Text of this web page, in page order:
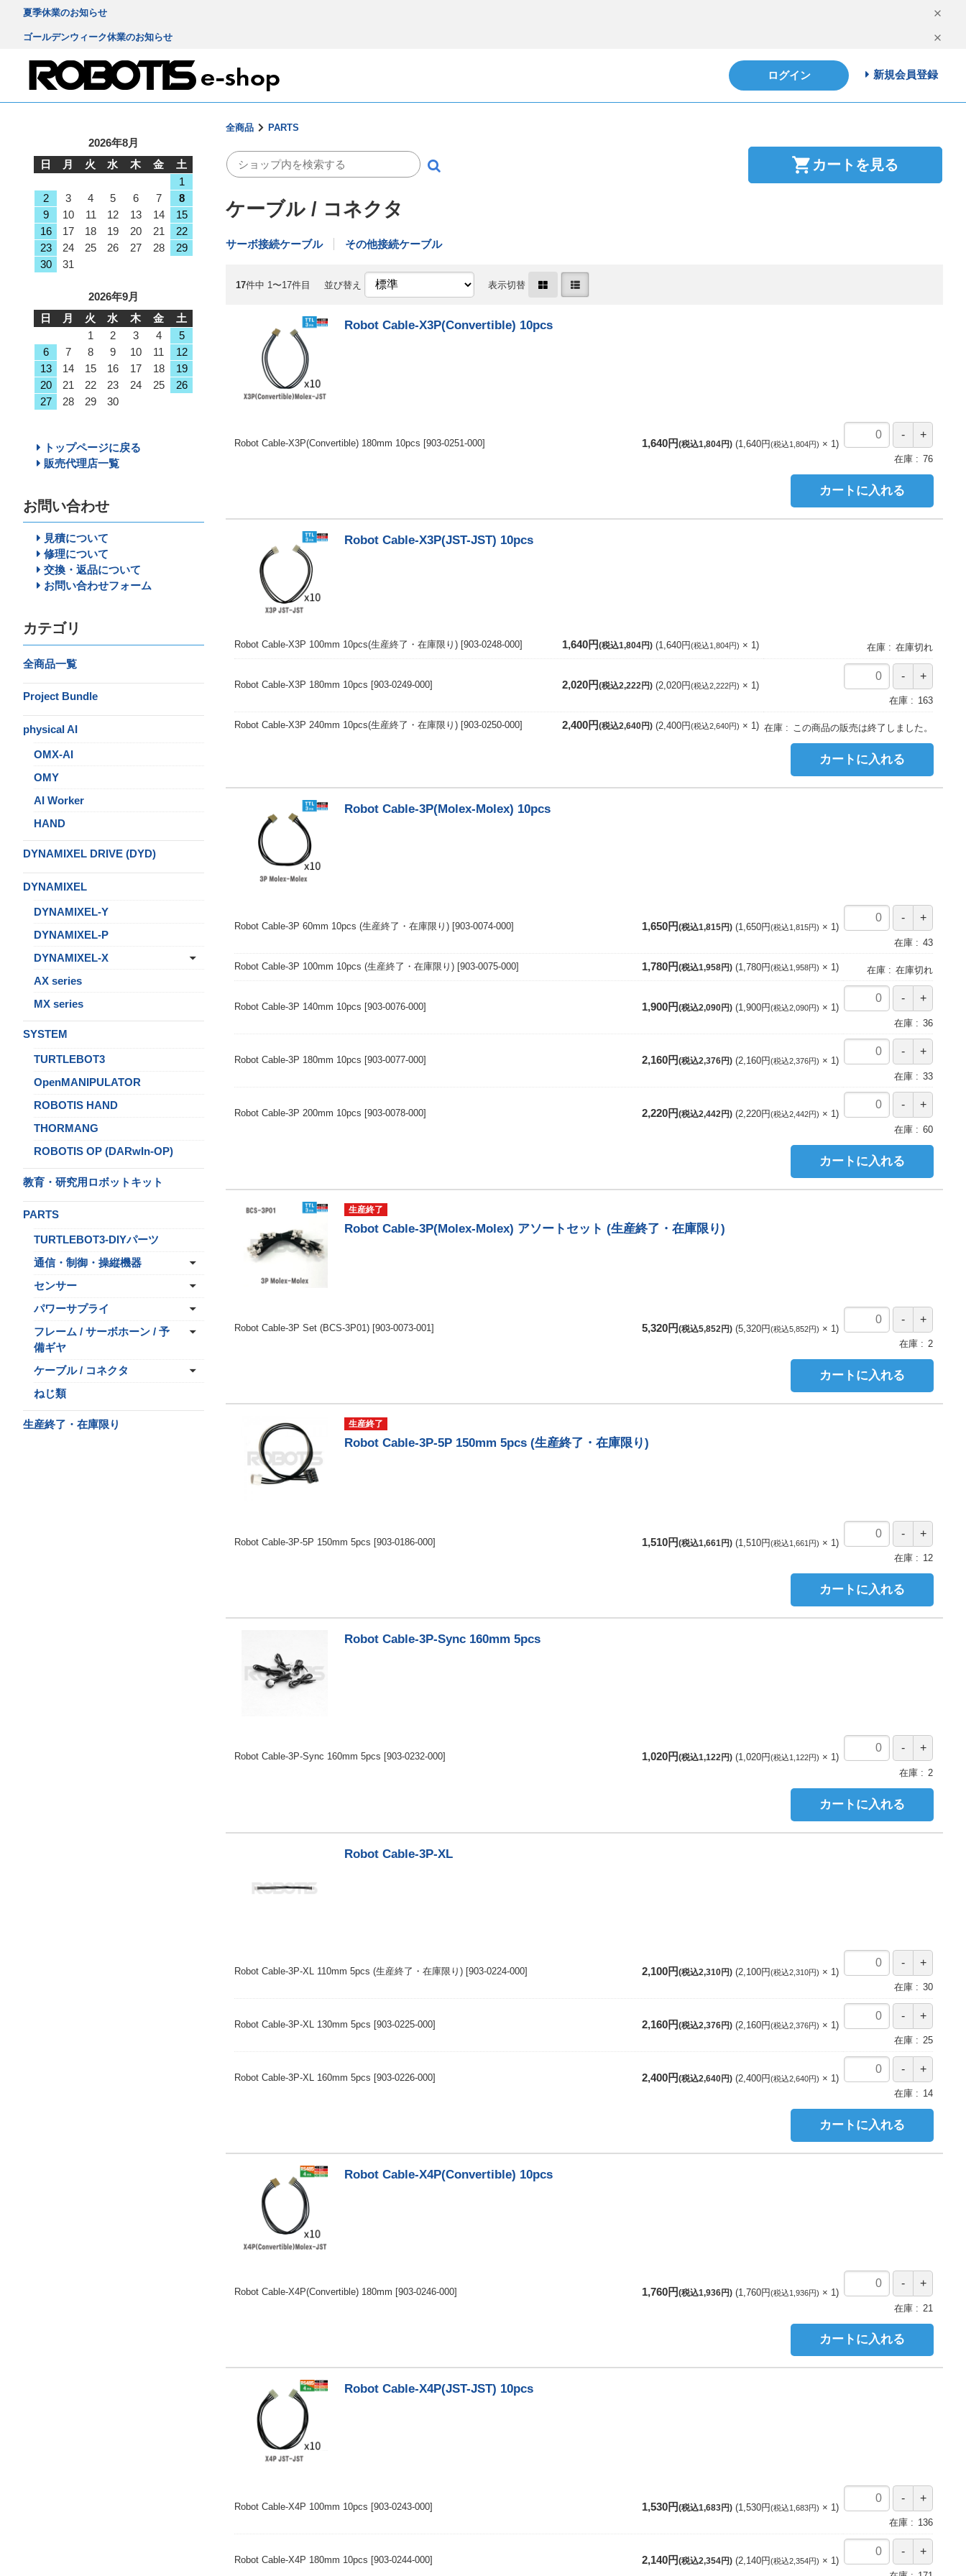
夏季休業のお知らせ
ゴールデンウィーク休業のお知らせ
ログイン 新規会員登録
全商品 PARTS
shopping_cart カートを見る
ケーブル / コネクタ
サーボ接続ケーブル その他接続ケーブル
17件中 1〜17件目 並び替え 表示切替
Robot Cable-X3P(Convertible) 10pcs
Robot Cable-X3P(Convertible) 180mm 10pcs [903-0251-000] 1,640円(税込1,804円) 1,640円(税込1,804円)
1
在庫
76
カートに入れる
Robot Cable-X3P(JST-JST) 10pcs
Robot Cable-X3P 100mm 10pcs(生産終了・在庫限り) [903-0248-000] 1,640円(税込1,804円) 1,640円(税込1,804円) 1 在庫 在庫切れ
Robot Cable-X3P 180mm 10pcs [903-0249-000] 2,020円(税込2,222円) 2,020円(税込2,222円)
1
在庫
163
Robot Cable-X3P 240mm 10pcs(生産終了・在庫限り) [903-0250-000] 2,400円(税込2,640円) 2,400円(税込2,640円) 1 在庫 この商品の販売は終了しました。
カートに入れる
Robot Cable-3P(Molex-Molex) 10pcs
Robot Cable-3P 60mm 10pcs (生産終了・在庫限り) [903-0074-000] 1,650円(税込1,815円) 1,650円(税込1,815円)
1
在庫
43
Robot Cable-3P 100mm 10pcs (生産終了・在庫限り) [903-0075-000] 1,780円(税込1,958円) 1,780円(税込1,958円) 1 在庫 在庫切れ
Robot Cable-3P 140mm 10pcs [903-0076-000] 1,900円(税込2,090円) 1,900円(税込2,090円)
1
在庫
36
Robot Cable-3P 180mm 10pcs [903-0077-000] 2,160円(税込2,376円) 2,160円(税込2,376円)
1
在庫
33
Robot Cable-3P 200mm 10pcs [903-0078-000] 2,220円(税込2,442円) 2,220円(税込2,442円)
1
在庫
60
カートに入れる
生産終了
Robot Cable-3P(Molex-Molex) アソートセット (生産終了・在庫限り)
Robot Cable-3P Set (BCS-3P01) [903-0073-001] 5,320円(税込5,852円) 5,320円(税込5,852円)
1
在庫
2
カートに入れる
生産終了
Robot Cable-3P-5P 150mm 5pcs (生産終了・在庫限り)
Robot Cable-3P-5P 150mm 5pcs [903-0186-000] 1,510円(税込1,661円) 1,510円(税込1,661円)
1
在庫
12
カートに入れる
Robot Cable-3P-Sync 160mm 5pcs
Robot Cable-3P-Sync 160mm 5pcs [903-0232-000] 1,020円(税込1,122円) 1,020円(税込1,122円)
1
在庫
2
カートに入れる
Robot Cable-3P-XL
Robot Cable-3P-XL 110mm 5pcs (生産終了・在庫限り) [903-0224-000] 2,100円(税込2,310円) 2,100円(税込2,310円)
1
在庫
30
Robot Cable-3P-XL 130mm 5pcs [903-0225-000] 2,160円(税込2,376円) 2,160円(税込2,376円)
1
在庫
25
Robot Cable-3P-XL 160mm 5pcs [903-0226-000] 2,400円(税込2,640円) 2,400円(税込2,640円)
1
在庫
14
カートに入れる
Robot Cable-X4P(Convertible) 10pcs
Robot Cable-X4P(Convertible) 180mm [903-0246-000] 1,760円(税込1,936円) 1,760円(税込1,936円)
1
在庫
21
カートに入れる
Robot Cable-X4P(JST-JST) 10pcs
Robot Cable-X4P 100mm 10pcs [903-0243-000] 1,530円(税込1,683円) 1,530円(税込1,683円)
1
在庫
136
Robot Cable-X4P 180mm 10pcs [903-0244-000] 2,140円(税込2,354円) 2,140円(税込2,354円)
1
2026年8月
日
月 火 水 木 金
土
1
2
3 4 5 6 7
8
9
10 11 12 13 14
15
16
17 18 19 20 21
22
23
24 25 26 27 28
29
30
31
2026年9月
日
月 火 水 木 金
土
1
2 3 4
5
6
7 8 9 10 11
12
13
14 15 16 17 18
19
20
21 22 23 24 25
26
27
28 29 30
トップページに戻る
販売代理店一覧
お問い合わせ
見積について
修理について
交換・返品について
お問い合わせフォーム
カテゴリ
全商品一覧
Project Bundle
physical AI
OMX-AI
OMY
AI Worker
HAND
DYNAMIXEL DRIVE (DYD)
DYNAMIXEL
DYNAMIXEL-Y
DYNAMIXEL-P
DYNAMIXEL-X
AX series
MX series
SYSTEM
TURTLEBOT3
OpenMANIPULATOR
ROBOTIS HAND
THORMANG
ROBOTIS OP (DARwIn-OP)
教育・研究用ロボットキット
PARTS
TURTLEBOT3-DIYパーツ
通信・制御・操縦機器
センサー
パワーサプライ
フレーム / サーボホーン / 予
備ギヤ
ケーブル / コネクタ
ねじ類
生産終了・在庫限り